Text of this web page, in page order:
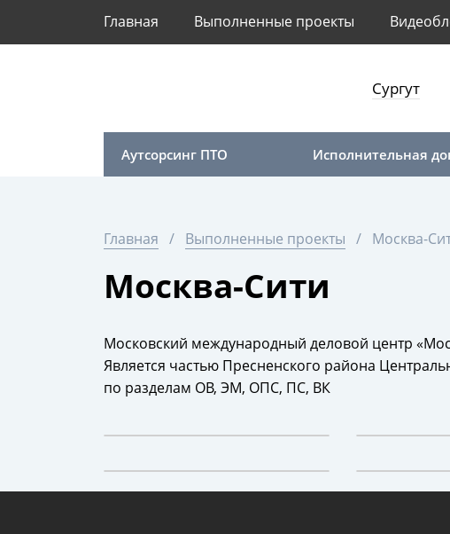
Главная Выполненные проекты
Сургут
Аутсорсинг ПТО Исполнительная
Главная Выполненные проекты Москва-
Москва-Сити
Московский международный деловой центр
Является частью Пресненского района
по разделам ОВ, ЭМ, ОПС, ПС, ВК